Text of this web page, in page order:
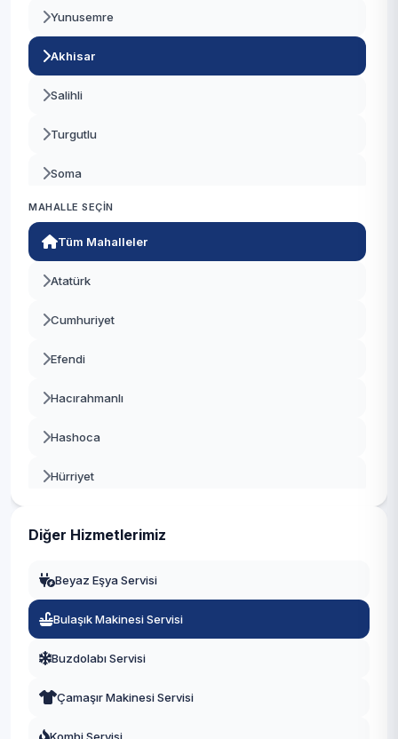
Yunusemre
Akhisar
Salihli
Turgutlu
Soma
Alaşehir
Saruhanlı
Kırkağaç
Selendi
Köprübaşı
MAHALLE SEÇIN
Tüm Mahalleler
Atatürk
Cumhuriyet
Efendi
Hacırahmanlı
Hashoca
Hürriyet
Diğer Hizmetlerimiz
Beyaz Eşya Servisi
Bulaşık Makinesi Servisi
Buzdolabı Servisi
Çamaşır Makinesi Servisi